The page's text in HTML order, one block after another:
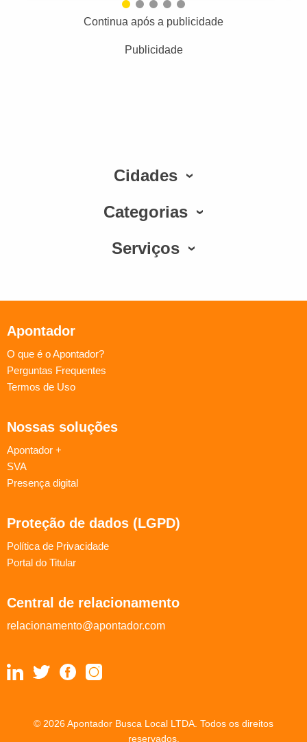
Continua após a publicidade
Publicidade
Cidades
Categorias
Serviços
Apontador
O que é o Apontador?
Perguntas Frequentes
Termos de Uso
Nossas soluções
Apontador +
SVA
Presença digital
Proteção de dados (LGPD)
Política de Privacidade
Portal do Titular
Central de relacionamento
relacionamento@apontador.com
© 2026 Apontador Busca Local LTDA. Todos os direitos
reservados.